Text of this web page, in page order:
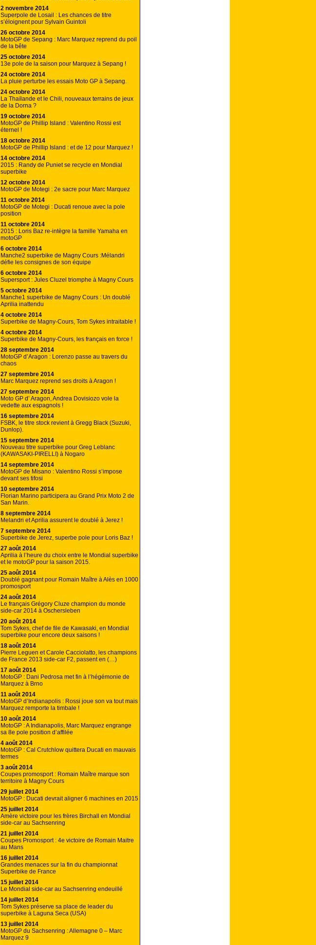
2 novembre 2014
Superpole de Losail : Les chances de titre
s’éloignent pour Sylvain Guintoli
26 octobre 2014
MotoGP de Sepang : Marc Marquez reprend du poil
de la bête
25 octobre 2014
13e pole de la saison pour Marquez à Sepang !
24 octobre 2014
La pluie perturbe les essais Moto GP à Sepang.
24 octobre 2014
La Thaïlande et le Chili, nouveaux terrains de jeux
de la Dorna ?
19 octobre 2014
MotoGP de Phillip Island : Valentino Rossi est
éternel !
18 octobre 2014
MotoGP de Phillip Island : et de 12 pour Marquez !
14 octobre 2014
2015 : Randy de Puniet se recycle en Mondial
superbike
12 octobre 2014
MotoGP de Motegi : 2e sacre pour Marc Marquez
11 octobre 2014
MotoGP de Motegi : Ducati renoue avec la pole
position
11 octobre 2014
2015 : Loris Baz re-intègre la famille Yamaha en
motoGP
6 octobre 2014
Manche2 superbike de Magny Cours :Mélandri
défie les consignes de son équipe
6 octobre 2014
Supersport : Jules Cluzel triomphe à Magny Cours
5 octobre 2014
Manche1 superbike de Magny Cours : Un doublé
Aprilia inattendu
4 octobre 2014
Superbike de Magny-Cours, Tom Sykes intraitable !
4 octobre 2014
Superbike de Magny-Cours, les français en force !
28 septembre 2014
MotoGP d’Aragon : Lorenzo passe au travers du
chaos
27 septembre 2014
Marc Marquez reprend ses droits à Aragon !
27 septembre 2014
Moto GP d’ Aragon, Andrea Dovisiozo vole la
vedette aux espagnols !
16 septembre 2014
FSBK, le titre stock revient à Gregg Black (Suzuki,
Dunlop).
15 septembre 2014
Nouveau titre superbike pour Greg Leblanc
(KAWASAKI-PIRELLI) à Nogaro
14 septembre 2014
MotoGP de Misano : Valentino Rossi s’impose
devant ses tifosi
10 septembre 2014
Florian Marino participera au Grand Prix Moto 2 de
San Marin.
8 septembre 2014
Melandri et Aprilia assurent le doublé à Jerez !
7 septembre 2014
Superbike de Jerez, superbe pole pour Loris Baz !
27 août 2014
Aprilia à l’heure du choix entre le Mondial superbike
et le motoGP pour la saison 2015.
25 août 2014
Doublé gagnant pour Romain Maître à Alès en 1000
promosport
24 août 2014
Le français Grégory Cluze champion du monde
side-car 2014 à Oschersleben
20 août 2014
Tom Sykes, chef de file de Kawasaki, en Mondial
superbike pour encore deux saisons !
18 août 2014
Pierre Leguen et Carole Cacciolatto, les champions
de France 2013 side-car F2, passent en (…)
17 août 2014
MotoGP : Dani Pedrosa met fin à l’hégémonie de
Marquez à Brno
11 août 2014
MotoGP d’Indianapolis : Rossi joue son va tout mais
Marquez remporte la timbale !
10 août 2014
MotoGP : A Indianapolis, Marc Marquez engrange
sa 8e pole position d’affilée
4 août 2014
MotoGP : Cal Crutchlow quittera Ducati en mauvais
termes
3 août 2014
Coupes promosport : Romain Maître marque son
territoire à Magny Cours
29 juillet 2014
MotoGP : Ducati devrait aligner 6 machines en 2015
25 juillet 2014
Amère victoire pour les frères Birchall en Mondial
side-car au Sachsenring
21 juillet 2014
Coupes Promosport : 4e victoire de Romain Maitre
au Mans
16 juillet 2014
Grandes menaces sur la fin du championnat
Superbike de France
15 juillet 2014
Le Mondial side-car au Sachsenring endeuillé
14 juillet 2014
Tom Sykes préserve sa place de leader du
superbike à Laguna Seca (USA)
13 juillet 2014
MotoGP du Sachsenring : Allemagne 0 – Marc
Marquez 9